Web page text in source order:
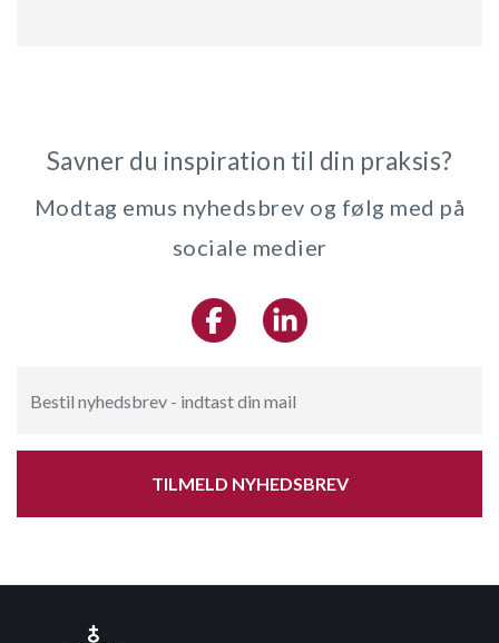
Savner du inspiration til din praksis?
Modtag emus nyhedsbrev og følg med på
sociale medier
TILMELD NYHEDSBREV